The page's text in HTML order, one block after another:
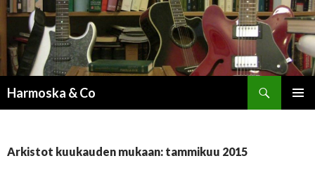
Harmoska & Co
Arkistot kuukauden mukaan: tammikuu 2015